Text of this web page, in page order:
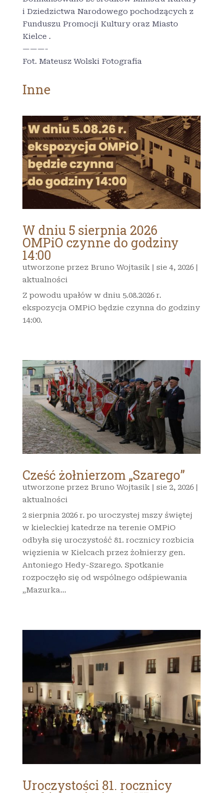
i Dziedzictwa Narodowego pochodzących z
Funduszu Promocji Kultury oraz Miasto
Kielce .
———-
Fot. Mateusz Wolski Fotografia
Inne
W dniu 5 sierpnia 2026
OMPiO czynne do godziny
14:00
utworzone przez Bruno Wojtasik| sie 4, 2026|
aktualności
Z powodu upałów w dniu 5.08.2026 r.
ekspozycja OMPiO będzie czynna do godziny
14:00.
Cześć żołnierzom „Szarego”
utworzone przez Bruno Wojtasik| sie 2, 2026|
aktualności
2 sierpnia 2026 r. po uroczystej mszy świętej
w kieleckiej katedrze na terenie OMPiO
odbyła się uroczystość 81. rocznicy rozbicia
więzienia w Kielcach przez żołnierzy gen.
Antoniego Hedy-Szarego. Spotkanie
rozpoczęło się od wspólnego odśpiewania
„Mazurka...
Uroczystości 81. rocznicy